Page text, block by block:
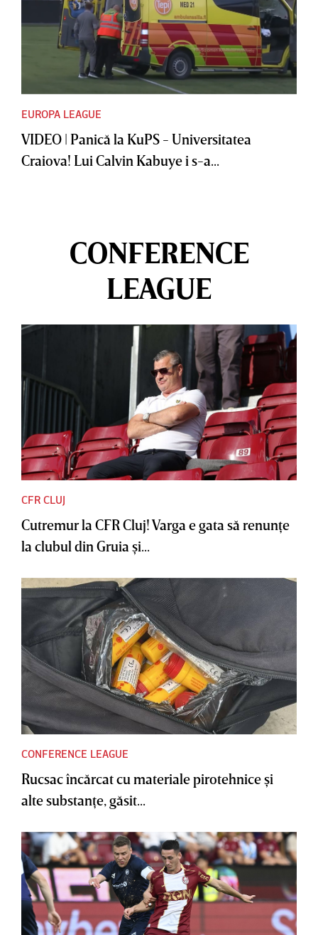
EUROPA LEAGUE
VIDEO | Panică la KuPS - Universitatea
Craiova! Lui Calvin Kabuye i s-a...
CONFERENCE
LEAGUE
CFR CLUJ
Cutremur la CFR Cluj! Varga e gata să renunţe
la clubul din Gruia şi...
CONFERENCE LEAGUE
Rucsac încărcat cu materiale pirotehnice şi
alte substanţe, găsit...